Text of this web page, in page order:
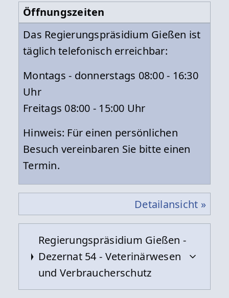
Öffnungszeiten
Das Regierungspräsidium Gießen ist
täglich telefonisch erreichbar:
Montags - donnerstags 08:00 - 16:30
Uhr
Freitags 08:00 - 15:00 Uhr
Hinweis: Für einen persönlichen
Besuch vereinbaren Sie bitte einen
Termin.
Detailansicht »
Regierungspräsidium Gießen -
Dezernat 54 - Veterinärwesen
und Verbraucherschutz